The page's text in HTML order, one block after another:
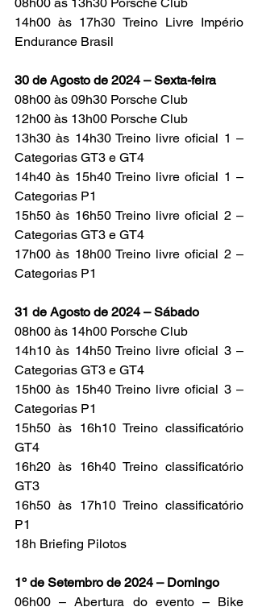
14h00 às 17h30 Treino Livre Império
Endurance Brasil
30 de Agosto de 2024 – Sexta-feira
08h00 às 09h30 Porsche Club
12h00 às 13h00 Porsche Club
13h30 às 14h30 Treino livre oficial 1 –
Categorias GT3 e GT4
14h40 às 15h40 Treino livre oficial 1 –
Categorias P1
15h50 às 16h50 Treino livre oficial 2 –
Categorias GT3 e GT4
17h00 às 18h00 Treino livre oficial 2 –
Categorias P1
31 de Agosto de 2024 – Sábado
08h00 às 14h00 Porsche Club
14h10 às 14h50 Treino livre oficial 3 –
Categorias GT3 e GT4
15h00 às 15h40 Treino livre oficial 3 –
Categorias P1
15h50 às 16h10 Treino classificatório
GT4
16h20 às 16h40 Treino classificatório
GT3
16h50 às 17h10 Treino classificatório
P1
18h Briefing Pilotos
1º de Setembro de 2024 – Domingo
06h00 – Abertura do evento – Bike